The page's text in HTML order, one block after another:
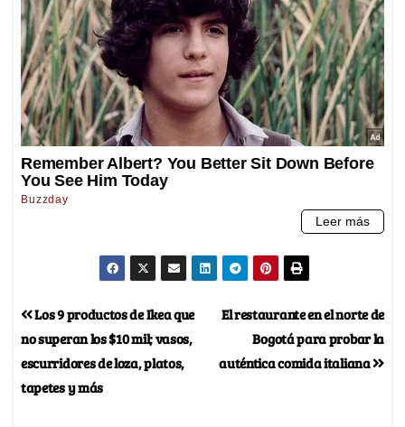
El restaurante en el norte de
Bogotá para probar la
auténtica comida italiana
Los 9 productos de Ikea que
no superan los $10 mil; vasos,
escurridores de loza, platos,
tapetes y más